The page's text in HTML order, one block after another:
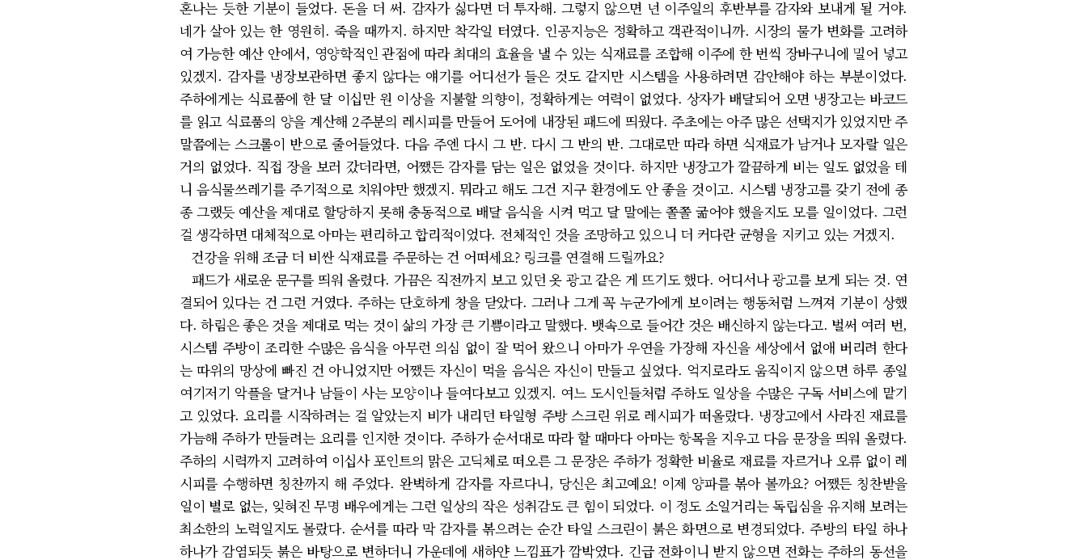
혼나는 듯한 기분이 들었다. 돈을 더 써. 감자가 싫다면 더 투자해. 그렇지 않으면 넌 이주일의 후반부를 감자와 보내게 될 거야.
네가 살아 있는 한 영원히. 죽을 때까지. 하지만 착각일 터였다. 인공지능은 정확하고 객관적이니까. 시장의 물가 변화를 고려하
여 가능한 예산 안에서, 영양학적인 관점에 따라 최대의 효율을 낼 수 있는 식재료를 조합해 이주에 한 번씩 장바구니에 밀어 넣고
있겠지. 감자를 냉장보관하면 좋지 않다는 얘기를 어디선가 들은 것도 같지만 시스템을 사용하려면 감안해야 하는 부분이었다.
주하에게는 식료품에 한 달 이십만 원 이상을 지불할 의향이, 정확하게는 여력이 없었다. 상자가 배달되어 오면 냉장고는 바코드
를 읽고 식료품의 양을 계산해 2주분의 레시피를 만들어 도어에 내장된 패드에 띄웠다. 주초에는 아주 많은 선택지가 있었지만 주
말쯤에는 스크롤이 반으로 줄어들었다. 다음 주엔 다시 그 반. 다시 그 반의 반. 그대로만 따라 하면 식재료가 남거나 모자랄 일은
거의 없었다. 직접 장을 보러 갔더라면, 어쨌든 감자를 담는 일은 없었을 것이다. 하지만 냉장고가 깔끔하게 비는 일도 없었을 테
니 음식물쓰레기를 주기적으로 치워야만 했겠지. 뭐라고 해도 그건 지구 환경에도 안 좋을 것이고. 시스템 냉장고를 갖기 전에 종
종 그랬듯 예산을 제대로 할당하지 못해 충동적으로 배달 음식을 시켜 먹고 달 말에는 쫄쫄 굶어야 했을지도 모를 일이었다. 그런
걸 생각하면 대체적으로 아마는 편리하고 합리적이었다. 전체적인 것을 조망하고 있으니 더 커다란 균형을 지키고 있는 거겠지.
건강을 위해 조금 더 비싼 식재료를 주문하는 건 어떠세요? 링크를 연결해 드릴까요?
패드가 새로운 문구를 띄워 올렸다. 가끔은 직전까지 보고 있던 옷 광고 같은 게 뜨기도 했다. 어디서나 광고를 보게 되는 것. 연
결되어 있다는 건 그런 거였다. 주하는 단호하게 창을 닫았다. 그러나 그게 꼭 누군가에게 보이려는 행동처럼 느껴져 기분이 상했
다. 하림은 좋은 것을 제대로 먹는 것이 삶의 가장 큰 기쁨이라고 말했다. 뱃속으로 들어간 것은 배신하지 않는다고. 벌써 여러 번,
시스템 주방이 조리한 수많은 음식을 아무런 의심 없이 잘 먹어 왔으니 아마가 우연을 가장해 자신을 세상에서 없애 버리려 한다
는 따위의 망상에 빠진 건 아니었지만 어쨌든 자신이 먹을 음식은 자신이 만들고 싶었다. 억지로라도 움직이지 않으면 하루 종일
여기저기 악플을 달거나 남들이 사는 모양이나 들여다보고 있겠지. 여느 도시인들처럼 주하도 일상을 수많은 구독 서비스에 맡기
고 있었다. 요리를 시작하려는 걸 알았는지 비가 내리던 타일형 주방 스크린 위로 레시피가 떠올랐다. 냉장고에서 사라진 재료를
가늠해 주하가 만들려는 요리를 인지한 것이다. 주하가 순서대로 따라 할 때마다 아마는 항목을 지우고 다음 문장을 띄워 올렸다.
주하의 시력까지 고려하여 이십사 포인트의 맑은 고딕체로 떠오른 그 문장은 주하가 정확한 비율로 재료를 자르거나 오류 없이 레
시피를 수행하면 칭찬까지 해 주었다. 완벽하게 감자를 자르다니, 당신은 최고예요! 이제 양파를 볶아 볼까요? 어쨌든 칭찬받을
일이 별로 없는, 잊혀진 무명 배우에게는 그런 일상의 작은 성취감도 큰 힘이 되었다. 이 정도 소일거리는 독립심을 유지해 보려는
최소한의 노력일지도 몰랐다. 순서를 따라 막 감자를 볶으려는 순간 타일 스크린이 붉은 화면으로 변경되었다. 주방의 타일 하나
하나가 감염되듯 붉은 바탕으로 변하더니 가운데에 새하얀 느낌표가 깜박였다. 긴급 전화이니 받지 않으면 전화는 주하의 동선을